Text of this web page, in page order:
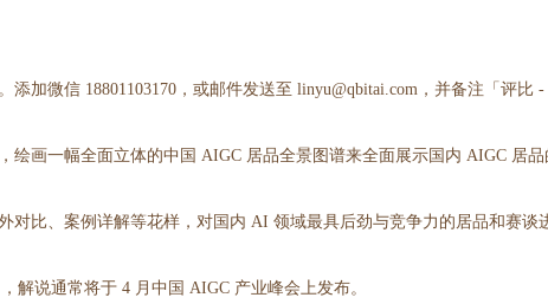
加微信 18801103170，或邮件发送至 linyu@qbitai.com，并备注「评比 -
绘画一幅全面立体的中国 AIGC 居品全景图谱来全面展示国内 AIGC 居
对比、案例详解等花样，对国内 AI 领域最具后劲与竞争力的居品和赛谈
解说通常将于 4 月中国 AIGC 产业峰会上发布。